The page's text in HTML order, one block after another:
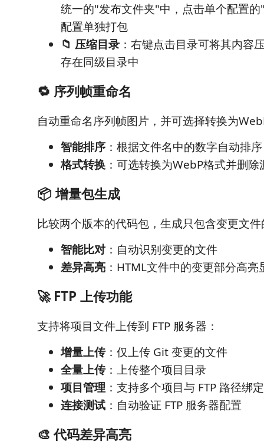
统一的"发布文件夹"中，点击单个配置
配置单独打包
📁 压缩目录 ：右键点击目录可将其内容
存在同级目录中
🔁 序列帧重命名
自动重命名序列帧图片，并可选择转换为
智能排序 ：根据文件名中的数字自动排序
格式转换 ：可选转换为WebP格式并删除
📦 增量包生成
比较两个版本的代码包，生成只包含变更文
智能比对 ：自动识别变更的文件
差异高亮 ：HTML文件中的变更部分高亮
🚀 FTP 上传功能
支持将项目文件上传到 FTP 服务器：
增量上传：仅上传 Git 变更的文件
全量上传：上传整个项目目录
项目管理 ：支持多个项目与 FTP 路径绑定
连接测试 ：自动验证 FTP 服务器配置
🎨 代码差异高亮